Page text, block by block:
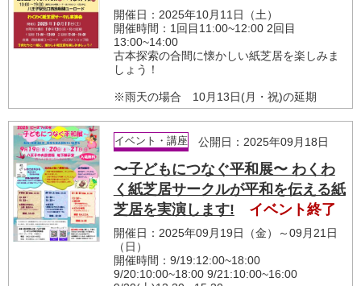
開催日：2025年10月11日（土）
開催時間：1回目11:00~12:00 2回目
13:00~14:00
古本探索の合間に懐かしい紙芝居を楽しみま
しょう！
※雨天の場合 10月13日(月・祝)の延期
イベント・講座 公開日：2025年09月18日
〜子どもにつなぐ平和展〜 わくわ
く紙芝居サークルが平和を伝える紙
芝居を実演します!
イベント終了
開催日：2025年09月19日（金）～09月21日
（日）
開催時間：9/19:12:00~18:00
9/20:10:00~18:00 9/21:10:00~16:00